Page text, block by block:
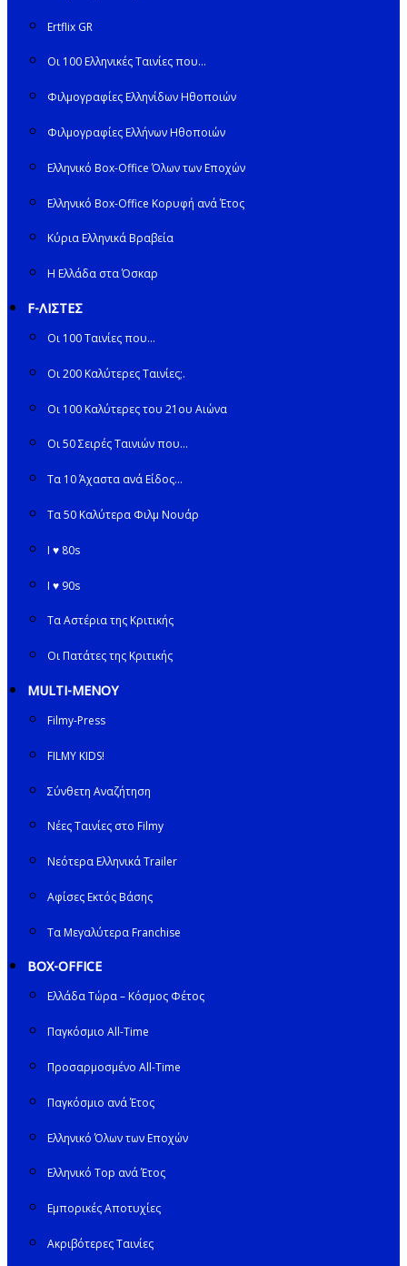
Ertflix GR
Οι 100 Ελληνικές Ταινίες που…
Φιλμογραφίες Ελληνίδων Ηθοποιών
Φιλμογραφίες Ελλήνων Ηθοποιών
Ελληνικό Box-Office Όλων των Εποχών
Ελληνικό Box-Office Κορυφή ανά Έτος
Κύρια Ελληνικά Βραβεία
Η Ελλάδα στα Όσκαρ
F-ΛΙΣΤΕΣ
Οι 100 Ταινίες που…
Οι 200 Καλύτερες Ταινίες;.
Οι 100 Καλύτερες του 21ου Αιώνα
Οι 50 Σειρές Ταινιών που…
Τα 10 Άχαστα ανά Είδος…
Τα 50 Καλύτερα Φιλμ Νουάρ
I ♥ 80s
I ♥ 90s
Τα Αστέρια της Κριτικής
Οι Πατάτες της Κριτικής
MULTI-ΜΕΝΟΥ
Filmy-Press
FILMY KIDS!
Σύνθετη Αναζήτηση
Νέες Ταινίες στο Filmy
Νεότερα Ελληνικά Trailer
Αφίσες Εκτός Βάσης
Τα Μεγαλύτερα Franchise
BOX-OFFICE
Ελλάδα Τώρα – Κόσμος Φέτος
Παγκόσμιο All-Time
Προσαρμοσμένο All-Time
Παγκόσμιο ανά Έτος
Ελληνικό Όλων των Εποχών
Ελληνικό Top ανά Έτος
Εμπορικές Αποτυχίες
Ακριβότερες Ταινίες